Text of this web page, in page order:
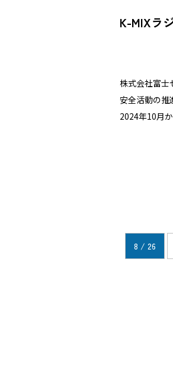
K-MIXラ
株式会社富士
安全活動の推
2024年10月
8 / 26